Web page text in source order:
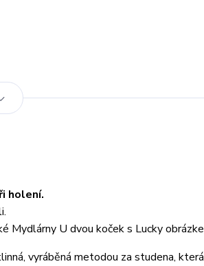
holení.
Mydlárny U dvou koček s Lucky
vyráběná metodou za studena,